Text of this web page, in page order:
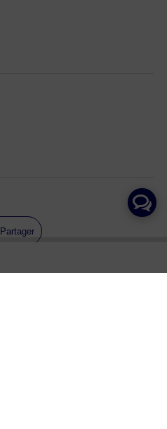
Partager